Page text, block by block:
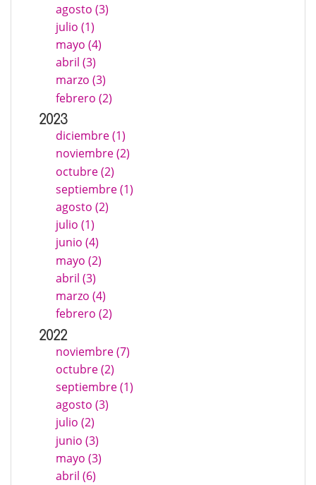
agosto (3)
julio (1)
mayo (4)
abril (3)
marzo (3)
febrero (2)
2023
diciembre (1)
noviembre (2)
octubre (2)
septiembre (1)
agosto (2)
julio (1)
junio (4)
mayo (2)
abril (3)
marzo (4)
febrero (2)
2022
noviembre (7)
octubre (2)
septiembre (1)
agosto (3)
julio (2)
junio (3)
mayo (3)
abril (6)